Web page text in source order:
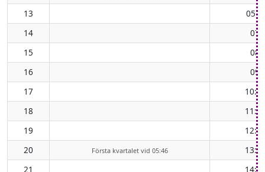
13
14
15
16
17
18
19
20 Första kvartalet vid 05:46
21